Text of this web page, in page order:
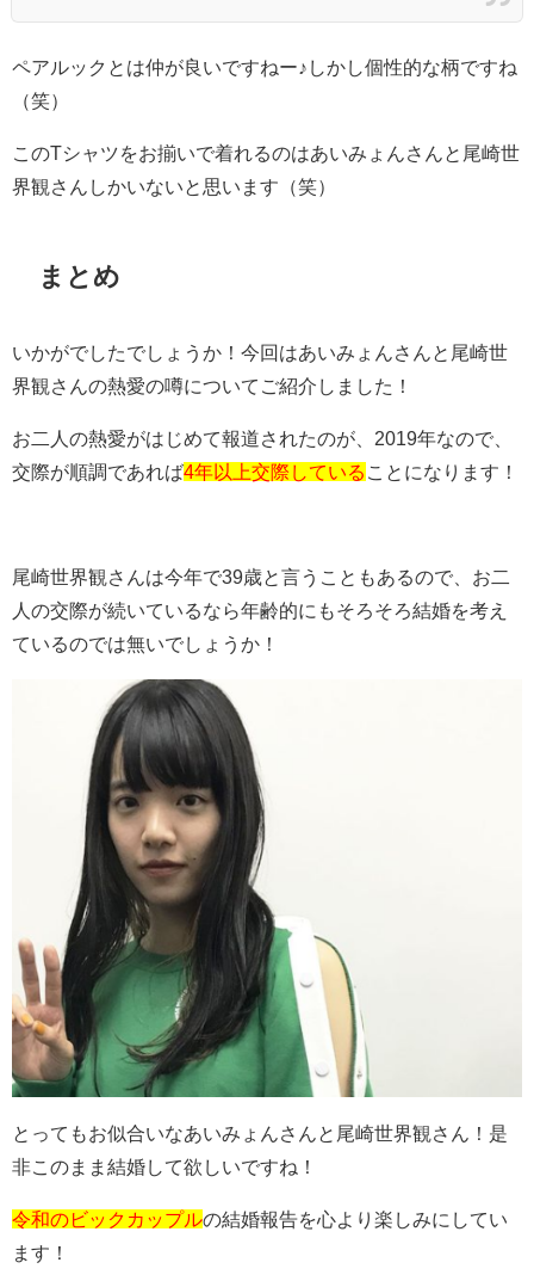
ペアルックとは仲が良いですねー♪しかし個性的な柄ですね
（笑）
このTシャツをお揃いで着れるのはあいみょんさんと尾崎世
界観さんしかいないと思います（笑）
まとめ
いかがでしたでしょうか！今回はあいみょんさんと尾崎世
界観さんの熱愛の噂についてご紹介しました！
お二人の熱愛がはじめて報道されたのが、2019年なので、
交際が順調であれば4年以上交際している ことになります！
尾崎世界観さんは今年で39歳と言うこともあるので、お二
人の交際が続いているなら年齢的にもそろそろ結婚を考え
ているのでは無いでしょうか！
とってもお似合いなあいみょんさんと尾崎世界観さん！是
非このまま結婚して欲しいですね！
令和のビックカップルの結婚報告を心より楽しみにしてい
ます！